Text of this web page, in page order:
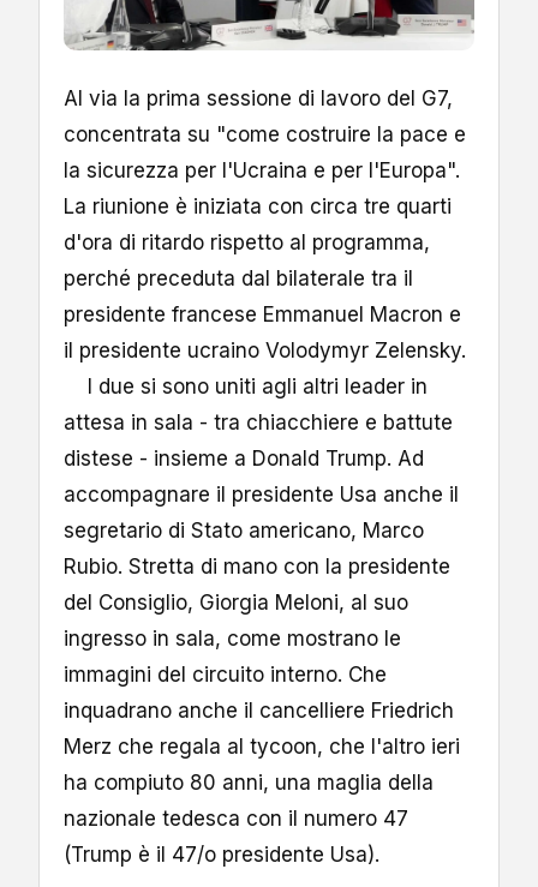
Al via la prima sessione di lavoro del G7,
concentrata su "come costruire la pace e
la sicurezza per l'Ucraina e per l'Europa".
La riunione è iniziata con circa tre quarti
d'ora di ritardo rispetto al programma,
perché preceduta dal bilaterale tra il
presidente francese Emmanuel Macron e
il presidente ucraino Volodymyr Zelensky.
I due si sono uniti agli altri leader in
attesa in sala - tra chiacchiere e battute
distese - insieme a Donald Trump. Ad
accompagnare il presidente Usa anche il
segretario di Stato americano, Marco
Rubio. Stretta di mano con la presidente
del Consiglio, Giorgia Meloni, al suo
ingresso in sala, come mostrano le
immagini del circuito interno. Che
inquadrano anche il cancelliere Friedrich
Merz che regala al tycoon, che l'altro ieri
ha compiuto 80 anni, una maglia della
nazionale tedesca con il numero 47
(Trump è il 47/o presidente Usa).